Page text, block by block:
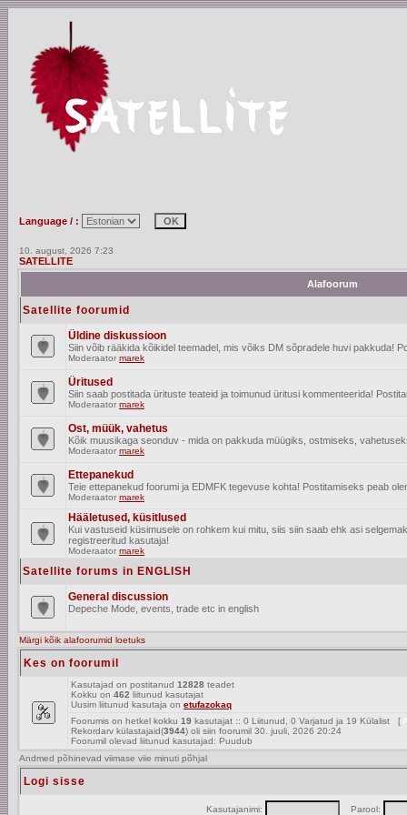
Language / :
10. august, 2026 7:23
SATELLITE
Alafoorum
Satellite foorumid
Üldine diskussioon
Siin võib rääkida kõikidel teemadel, mis võiks DM sõpradele huvi pakkuda!
Moderaator marek
Üritused
Siin saab postitada ürituste teateid ja toimunud üritusi kommenteerida!
Moderaator marek
Ost, müük, vahetus
Kõik muusikaga seonduv - mida on pakkuda müügiks, ostmiseks,
Moderaator marek
Ettepanekud
Teie ettepanekud foorumi ja EDMFK tegevuse kohta! Postitamiseks peab
Moderaator marek
Hääletused, küsitlused
Kui vastuseid küsimusele on rohkem kui mitu, siis siin saab ehk asi
registreeritud kasutaja!
Moderaator marek
Satellite forums in ENGLISH
General discussion
Depeche Mode, events, trade etc in english
Märgi kõik alafoorumid loetuks
Kes on foorumil
Kasutajad on postitanud 12828 teadet
Kokku on 462 liitunud kasutajat
Uusim liitunud kasutaja on etufazokaq
Foorumis on hetkel kokku 19 kasutajat :: 0 Liitunud, 0 Varjatud ja 19 Külalist [
Rekordarv külastajaid(3944) oli siin foorumil 30. juuli, 2026 20:24
Foorumil olevad liitunud kasutajad: Puudub
Andmed põhinevad viimase viie minuti põhjal
Logi sisse
Kasutajanimi: Parool: